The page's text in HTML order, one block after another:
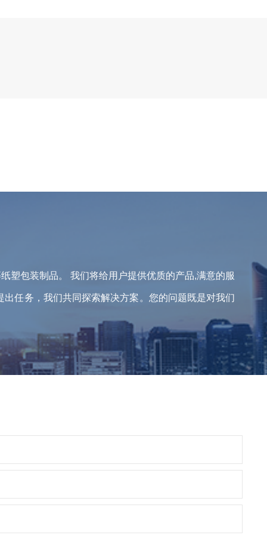
塑包装制品。 我们将给用户提供优质的产品,满意的服
任务，我们共同探索解决方案。您的问题既是对我们